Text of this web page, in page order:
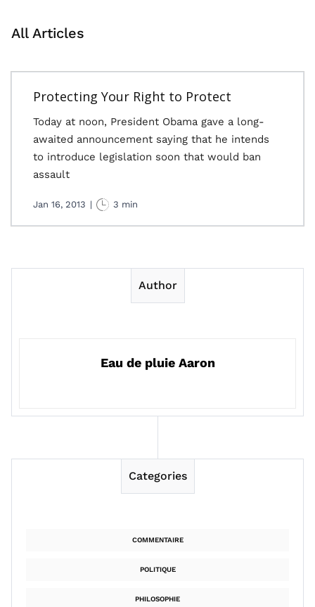
All Articles
Protecting Your Right to Protect
Today at noon, President Obama gave a long-
awaited announcement saying that he intends
to introduce legislation soon that would ban
assault
Jan 16, 2013 | 3 min
Author
Eau de pluie Aaron
Categories
COMMENTAIRE
POLITIQUE
PHILOSOPHIE